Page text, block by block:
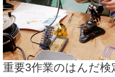
重要3作業のはんだ